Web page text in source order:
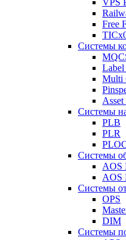
VPS
Free
Системы
Label
Multi
Системы
PLB
PLR
Системы
AOS
AOS
Системы
OPS
DIM
Системы